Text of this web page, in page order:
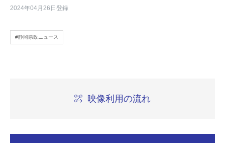
2024年04月26日登録
#静岡県政ニュース
映像利用の流れ